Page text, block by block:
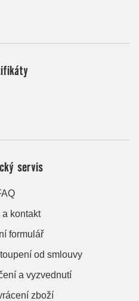
servis
a kontakt
formulář
od smlouvy
a vyzvednutí
zboží